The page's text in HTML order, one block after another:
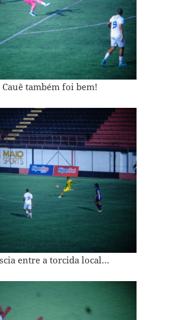
também foi bem!
entre a torcida local…